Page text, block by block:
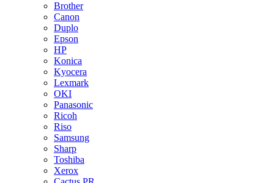
Brother
Canon
Duplo
Epson
HP
Konica
Kyocera
Lexmark
OKI
Panasonic
Ricoh
Riso
Samsung
Sharp
Toshiba
Xerox